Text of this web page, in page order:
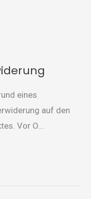
eines
auf den
Vor O...